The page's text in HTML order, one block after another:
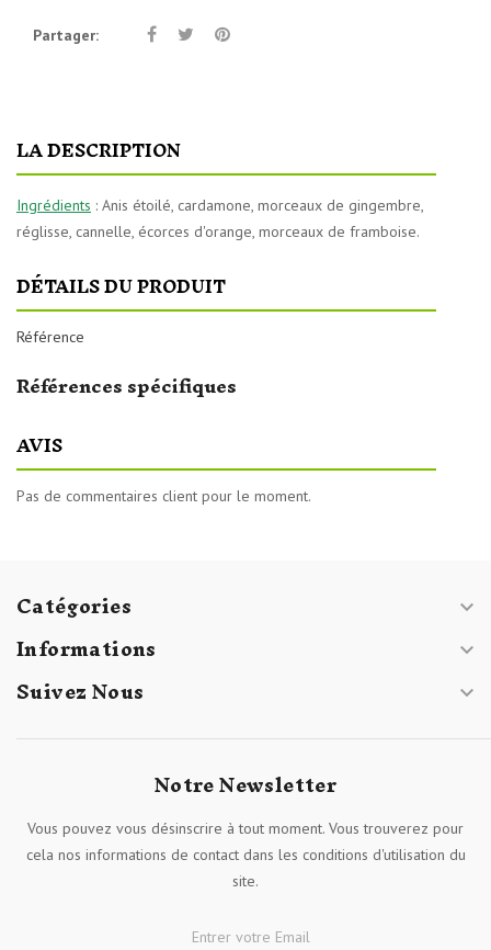
Partager:
LA DESCRIPTION
Ingrédients : Anis étoilé, cardamone, morceaux de gingembre,
réglisse, cannelle, écorces d'orange, morceaux de framboise.
DÉTAILS DU PRODUIT
Référence
Références spécifiques
AVIS
Pas de commentaires client pour le moment.
Catégories 
Informations 
Suivez Nous 
Notre Newsletter
Vous pouvez vous désinscrire à tout moment. Vous trouverez pour
cela nos informations de contact dans les conditions d'utilisation du
site.